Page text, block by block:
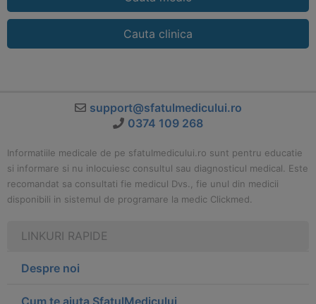
Cauta clinica
support@sfatulmedicului.ro
0374 109 268
Informatiile medicale de pe sfatulmedicului.ro sunt pentru educatie
si informare si nu inlocuiesc consultul sau diagnosticul medical. Este
recomandat sa consultati fie medicul Dvs., fie unul din medicii
disponibili in sistemul de programare la medic Clickmed.
LINKURI RAPIDE
Despre noi
Cum te ajuta SfatulMedicului